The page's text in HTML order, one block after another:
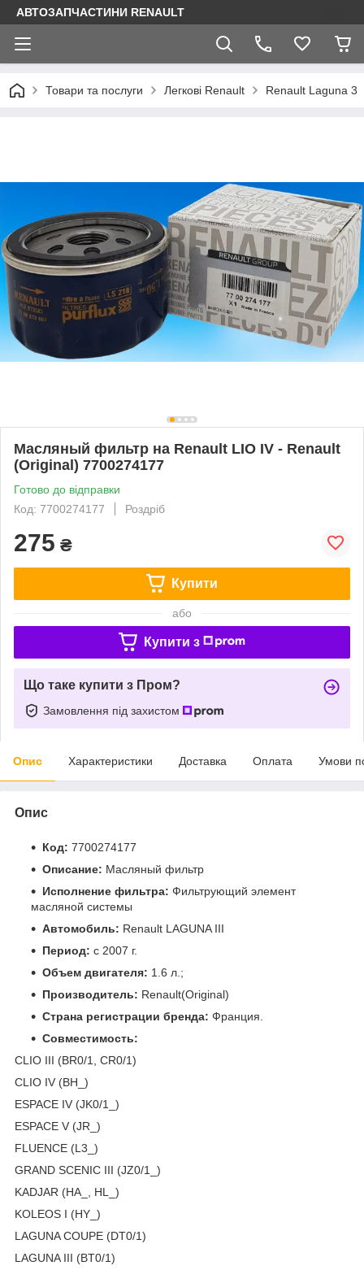
АВТОЗАПЧАСТИНИ RENAULT
Товари та послуги Легкові Renault Renault Laguna 3
Масляный фильтр на Renault LIO IV - Renault
(Original) 7700274177
Готово до відправки
Код: 7700274177
Роздріб
275 ₴
Купити
або
Купити з
Що таке купити з Пром?
Замовлення під захистом
Опис Характеристики Доставка Оплата Умови
Опис
Код: 7700274177
Описание: Масляный фильтр
Исполнение фильтра: Фильтрующий элемент
масляной системы
Автомобиль: Renault LAGUNA III
Период: c 2007 г.
Объем двигателя: 1.6 л.;
Производитель: Renault(Original)
Страна регистрации бренда: Франция.
Совместимость:
CLIO III (BR0/1, CR0/1)
CLIO IV (BH_)
ESPACE IV (JK0/1_)
ESPACE V (JR_)
FLUENCE (L3_)
GRAND SCENIC III (JZ0/1_)
KADJAR (HA_, HL_)
KOLEOS I (HY_)
LAGUNA COUPE (DT0/1)
LAGUNA III (BT0/1)